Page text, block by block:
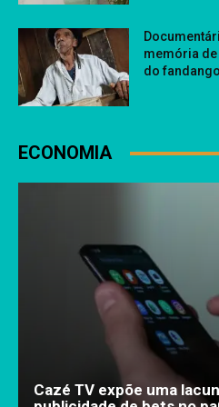
memória
do
ECONOMIA
Cazé TV expõe uma